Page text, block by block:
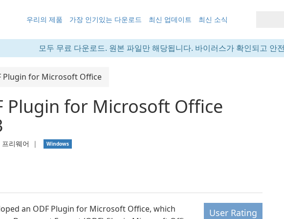
우리의 제품 가장 인기있는 다운로드 최신 업데이트 최신 소식
모두 무료 다운로드. 원본 파일만 해당됩니다. 바이러스가 확인되고 안
Plugin for Microsoft Office
Plugin for Microsoft Office
프리웨어 ❘ Windows
User Rating
an ODF Plugin for Microsoft Office, which